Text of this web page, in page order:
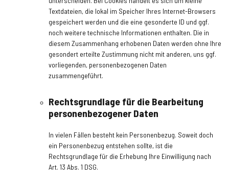
Textdateien, die lokal im Speicher Ihres Internet-Browsers
gespeichert werden und die eine gesonderte ID und ggf.
noch weitere technische Informationen enthalten. Die in
diesem Zusammenhang erhobenen Daten werden ohne Ihre
gesondert erteilte Zustimmung nicht mit anderen, uns ggf.
vorliegenden, personenbezogenen Daten
zusammengeführt.
Rechtsgrundlage für die Bearbeitung
personenbezogener Daten
In vielen Fällen besteht kein Personenbezug. Soweit doch
ein Personenbezug entstehen sollte, ist die
Rechtsgrundlage für die Erhebung Ihre Einwilligung nach
Art. 13 Abs. 1 DSG.